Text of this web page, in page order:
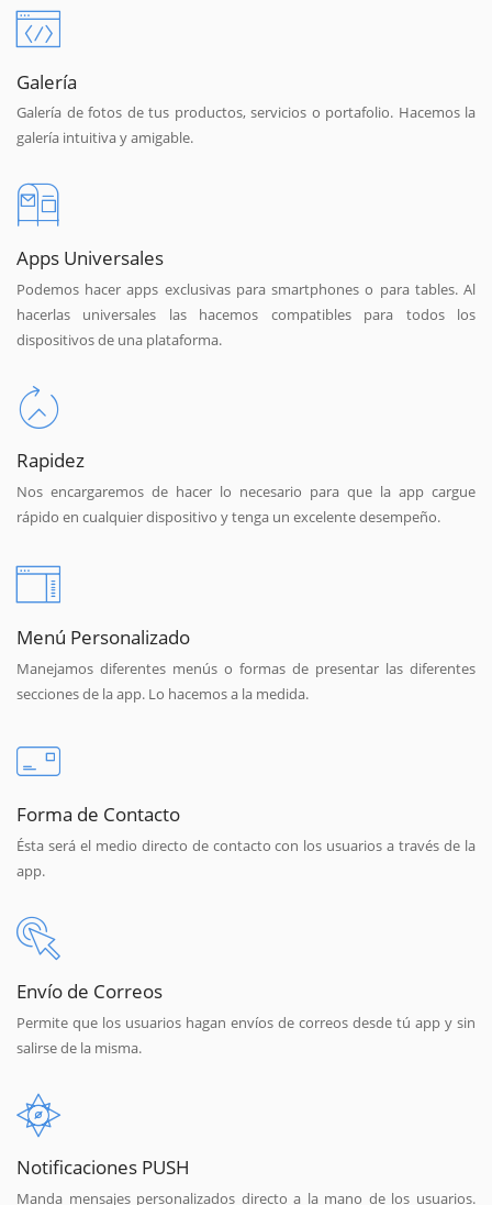
Galería
Galería de fotos de tus productos, servicios o portafolio. Hacemos la
galería intuitiva y amigable.
Apps Universales
Podemos hacer apps exclusivas para smartphones o para tables. Al
hacerlas universales las hacemos compatibles para todos los
dispositivos de una plataforma.
Rapidez
Nos encargaremos de hacer lo necesario para que la app cargue
rápido en cualquier dispositivo y tenga un excelente desempeño.
Menú Personalizado
Manejamos diferentes menús o formas de presentar las diferentes
secciones de la app. Lo hacemos a la medida.
Forma de Contacto
Ésta será el medio directo de contacto con los usuarios a través de la
app.
Envío de Correos
Permite que los usuarios hagan envíos de correos desde tú app y sin
salirse de la misma.
Notificaciones PUSH
Manda mensajes personalizados directo a la mano de los usuarios.